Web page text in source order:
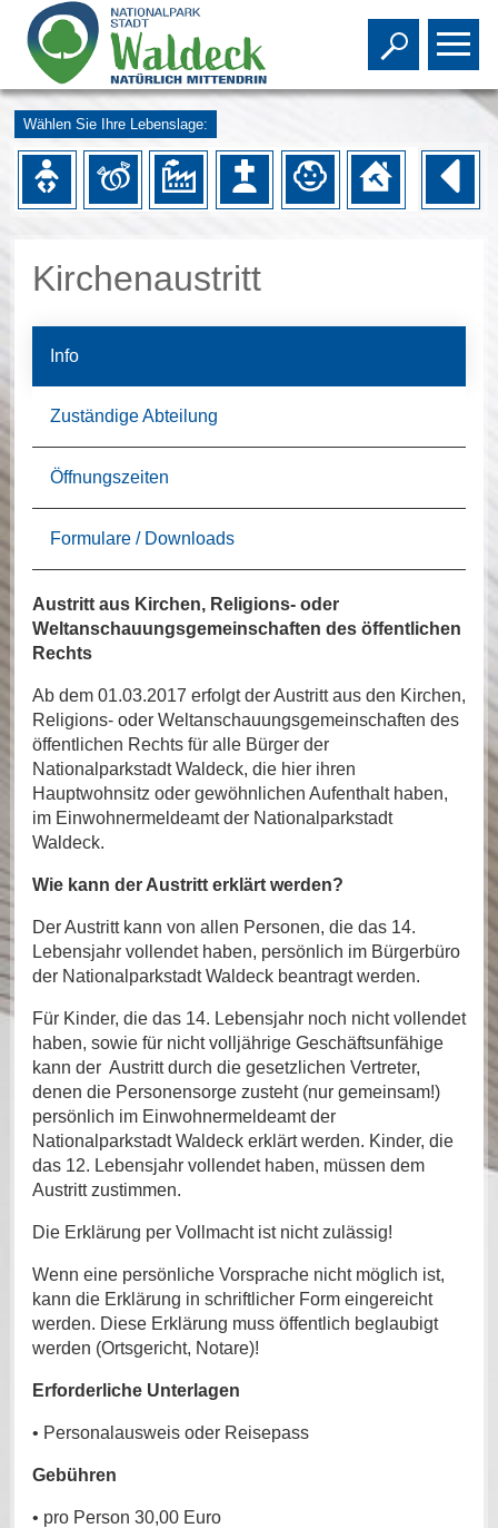
Toggle
Wählen Sie Ihre Lebenslage:
Kirchenaustritt
Info
Zuständige Abteilung
Öffnungszeiten
Formulare / Downloads
Austritt aus Kirchen, Religions- oder
Weltanschauungsgemeinschaften des öffentlichen
Rechts
Ab dem 01.03.2017 erfolgt der Austritt aus den Kirchen,
Religions- oder Weltanschauungsgemeinschaften des
öffentlichen Rechts für alle Bürger der
Nationalparkstadt Waldeck, die hier ihren
Hauptwohnsitz oder gewöhnlichen Aufenthalt haben,
im Einwohnermeldeamt der Nationalparkstadt
Waldeck.
Wie kann der Austritt erklärt werden?
Der Austritt kann von allen Personen, die das 14.
Lebensjahr vollendet haben, persönlich im Bürgerbüro
der Nationalparkstadt Waldeck beantragt werden.
Für Kinder, die das 14. Lebensjahr noch nicht vollendet
haben, sowie für nicht volljährige Geschäftsunfähige
kann der Austritt durch die gesetzlichen Vertreter,
denen die Personensorge zusteht (nur gemeinsam!)
persönlich im Einwohnermeldeamt der
Nationalparkstadt Waldeck erklärt werden. Kinder, die
das 12. Lebensjahr vollendet haben, müssen dem
Austritt zustimmen.
Die Erklärung per Vollmacht ist nicht zulässig!
Wenn eine persönliche Vorsprache nicht möglich ist,
kann die Erklärung in schriftlicher Form eingereicht
werden. Diese Erklärung muss öffentlich beglaubigt
werden (Ortsgericht, Notare)!
Erforderliche Unterlagen
• Personalausweis oder Reisepass
Gebühren
• pro Person 30,00 Euro